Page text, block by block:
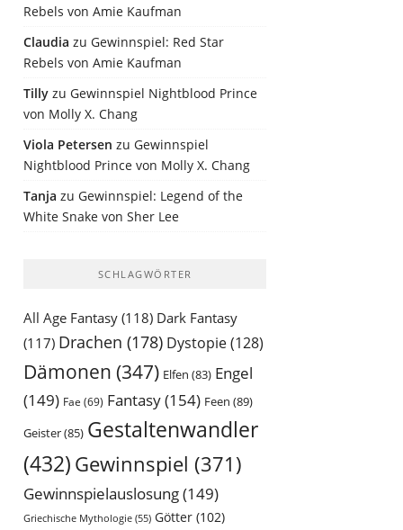
Rebels von Amie Kaufman
Claudia zu Gewinnspiel: Red Star
Rebels von Amie Kaufman
Tilly zu Gewinnspiel Nightblood Prince
von Molly X. Chang
Viola Petersen zu Gewinnspiel
Nightblood Prince von Molly X. Chang
Tanja zu Gewinnspiel: Legend of the
White Snake von Sher Lee
SCHLAGWÖRTER
All Age Fantasy (118) Dark Fantasy
(117) Drachen (178) Dystopie(128)
Dämonen (347) Elfen (83) Engel
(149) Fae (69) Fantasy(154) Feen (89)
Geister(85) Gestaltenwandler
(432) Gewinnspiel (371)
Gewinnspielauslosung(149)
Griechische Mythologie (55) Götter (102)